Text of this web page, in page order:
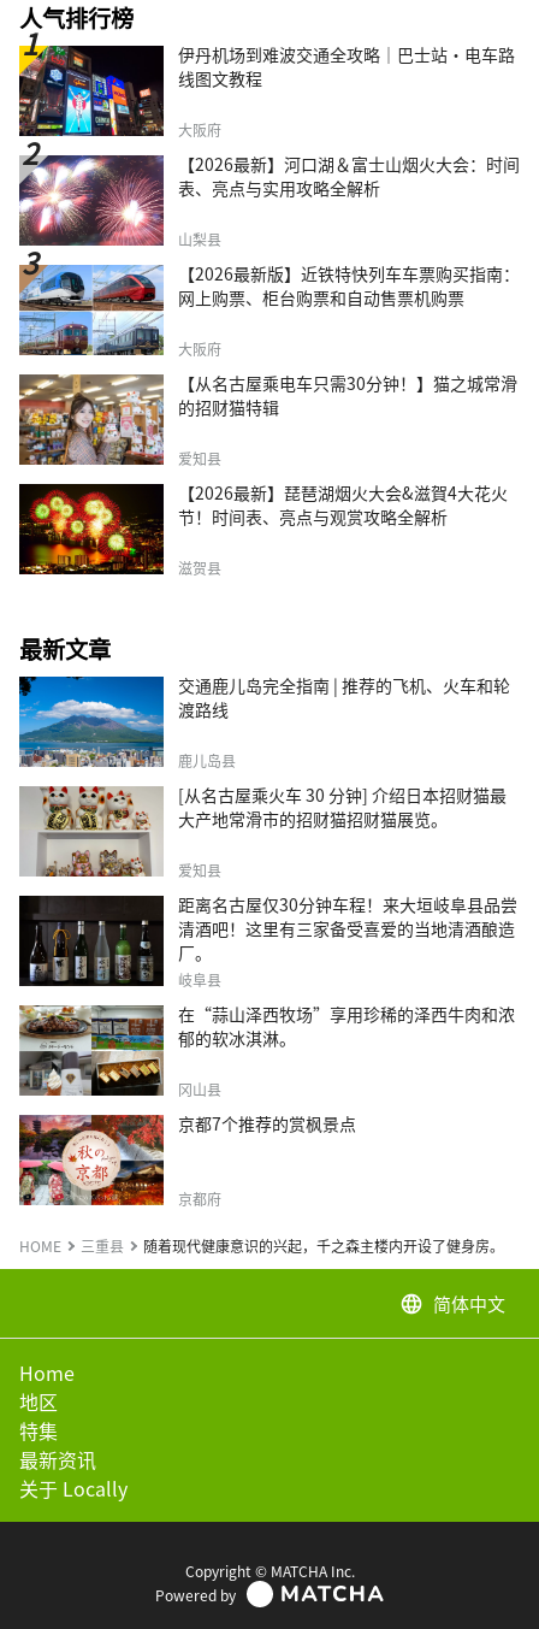
人气排行榜
伊丹机场到难波交通全攻略｜巴士站・电车路
线图文教程
大阪府
【2026最新】河口湖＆富士山烟火大会：时间
表、亮点与实用攻略全解析
山梨县
【2026最新版】近铁特快列车车票购买指南：
网上购票、柜台购票和自动售票机购票
大阪府
【从名古屋乘电车只需30分钟！】猫之城常滑
的招财猫特辑
爱知县
【2026最新】琵琶湖烟火大会&滋賀4大花火
节！时间表、亮点与观赏攻略全解析
滋贺县
最新文章
交通鹿儿岛完全指南 | 推荐的飞机、火车和轮
渡路线
鹿儿岛县
[从名古屋乘火车 30 分钟] 介绍日本招财猫最
大产地常滑市的招财猫招财猫展览。
爱知县
距离名古屋仅30分钟车程！来大垣岐阜县品尝
清酒吧！这里有三家备受喜爱的当地清酒酿造
厂。
岐阜县
在“蒜山泽西牧场”享用珍稀的泽西牛肉和浓
郁的软冰淇淋。
冈山县
京都7个推荐的赏枫景点
京都府
HOME 三重县 随着现代健康意识的兴起，千之森主楼内开设了健身房。
language 简体中文
Home
地区
特集
最新资讯
关于 Locally
Copyright © MATCHA Inc.
Powered by